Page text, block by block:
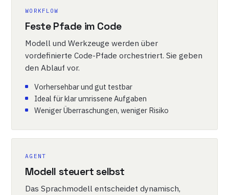
WORKFLOW
Feste Pfade im Code
Modell und Werkzeuge werden über
vordefinierte Code-Pfade orchestriert. Sie geben
den Ablauf vor.
Vorhersehbar und gut testbar
Ideal für klar umrissene Aufgaben
Weniger Überraschungen, weniger Risiko
AGENT
Modell steuert selbst
Das Sprachmodell entscheidet dynamisch,